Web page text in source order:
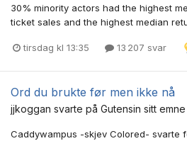
30% minority actors had the highest
ticket sales and the highest median
tirsdag kl 13:35 13 207 svar
Ord du brukte før men ikke nå
jjkoggan svarte på Gutensin sitt emne
Caddywampus -skjev Colored- svarte